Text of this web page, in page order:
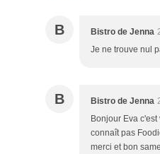
B Bistro de Jenna
Je ne trouve nul
B Bistro de Jenna
Bonjour Eva
connaît pas
merci et bon